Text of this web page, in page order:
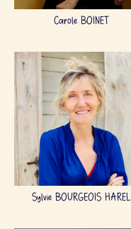
Carole BOINET
Sylvie BOURGEOIS HAREL